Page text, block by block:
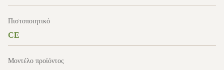
Πιστοποιητικό
CE
Μοντέλο προϊόντος